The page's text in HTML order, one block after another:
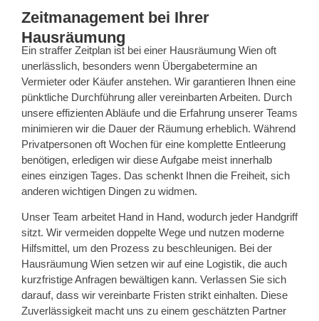
Zeitmanagement bei Ihrer
Hausräumung
Ein straffer Zeitplan ist bei einer Hausräumung Wien oft
unerlässlich, besonders wenn Übergabetermine an
Vermieter oder Käufer anstehen. Wir garantieren Ihnen eine
pünktliche Durchführung aller vereinbarten Arbeiten. Durch
unsere effizienten Abläufe und die Erfahrung unserer Teams
minimieren wir die Dauer der Räumung erheblich. Während
Privatpersonen oft Wochen für eine komplette Entleerung
benötigen, erledigen wir diese Aufgabe meist innerhalb
eines einzigen Tages. Das schenkt Ihnen die Freiheit, sich
anderen wichtigen Dingen zu widmen.
Unser Team arbeitet Hand in Hand, wodurch jeder Handgriff
sitzt. Wir vermeiden doppelte Wege und nutzen moderne
Hilfsmittel, um den Prozess zu beschleunigen. Bei der
Hausräumung Wien setzen wir auf eine Logistik, die auch
kurzfristige Anfragen bewältigen kann. Verlassen Sie sich
darauf, dass wir vereinbarte Fristen strikt einhalten. Diese
Zuverlässigkeit macht uns zu einem geschätzten Partner